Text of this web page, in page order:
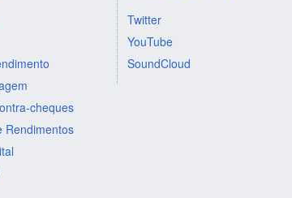
cheques
Rendimentos
Twitter
YouTube
SoundCloud